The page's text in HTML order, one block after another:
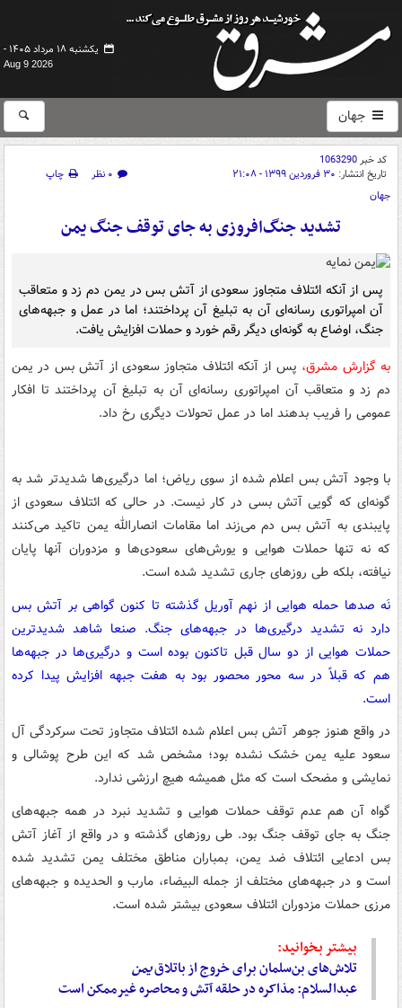
یکشنبه ۱۸ مرداد ۱۴۰۵ -
Aug 9 2026
جهان
کد خبر1063290
تاریخ انتشار: ۳۰ فروردین ۱۳۹۹ - ۲۱:۰۸ ۰ نظر
چاپ
جهان
تشدید جنگ‌افروزی به جای توقف جنگ یمن
پس از آنکه ائتلاف متجاوز سعودی از آتش بس در یمن دم زد و متعاقب
آن امپراتوری رسانه‌ای آن به تبلیغ آن پرداختند؛ اما در عمل و جبهه‌های
جنگ، اوضاع به گونه‌ای دیگر رقم خورد و حملات افزایش یافت.
به گزارش مشرق، پس از آنکه ائتلاف متجاوز سعودی از آتش بس در یمن
دم زد و متعاقب آن امپراتوری رسانه‌ای آن به تبلیغ آن پرداختند تا افکار
عمومی را فریب بدهند اما در عمل تحولات دیگری رخ داد.
با وجود آتش بس اعلام شده از سوی ریاض؛ اما درگیری‌ها شدیدتر شد به
گونه‌ای که گویی آتش بسی در کار نیست. در حالی که ائتلاف سعودی از
پایبندی به آتش بس دم می‌زند اما مقامات انصارالله یمن تاکید می‌کنند
که نه تنها حملات هوایی و یورش‌های سعودی‌ها و مزدوران آنها پایان
نیافته، بلکه طی روزهای جاری تشدید شده است.
نَه صدها حمله هوایی از نهم آوریل گذشته تا کنون گواهی بر آتش بس
دارد نه تشدید درگیری‌ها در جبهه‌های جنگ. صنعا شاهد شدیدترین
حملات هوایی از دو سال قبل تاکنون بوده است و درگیری‌ها در جبهه‌ها
هم که قبلاً در سه محور محصور بود به هفت جبهه افزایش پیدا کرده
است.
در واقع هنوز جوهر آتش بس اعلام شده ائتلاف متجاوز تحت سرکردگی آل
سعود علیه یمن خشک نشده بود؛ مشخص شد که این طرح پوشالی و
نمایشی و مضحک است که مثل همیشه هیچ ارزشی ندارد.
گواه آن هم عدم توقف حملات هوایی و تشدید نبرد در همه جبهه‌های
جنگ به جای توقف جنگ بود. طی روزهای گذشته و در واقع از آغاز آتش
بس ادعایی ائتلاف ضد یمن، بمباران مناطق مختلف یمن تشدید شده
است و در جبهه‌های مختلف از جمله البیضاء، مارب و الحدیده و جبهه‌های
مرزی حملات مزدوران ائتلاف سعودی بیشتر شده است.
بیشتر بخوانید:
تلاش‌های بن‌سلمان برای خروج از باتلاقیمن
عبدالسلام: مذاکره در حلقه آتش و محاصره غیرممکن است